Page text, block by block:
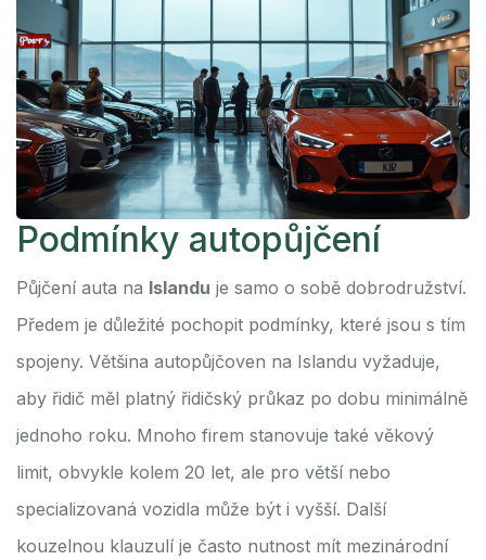
Podmínky autopůjčení
Půjčení auta na Islandu je samo o sobě dobrodružství.
Předem je důležité pochopit podmínky, které jsou s tím
spojeny. Většina autopůjčoven na Islandu vyžaduje,
aby řidič měl platný řidičský průkaz po dobu minimálně
jednoho roku. Mnoho firem stanovuje také věkový
limit, obvykle kolem 20 let, ale pro větší nebo
specializovaná vozidla může být i vyšší. Další
kouzelnou klauzulí je často nutnost mít mezinárodní